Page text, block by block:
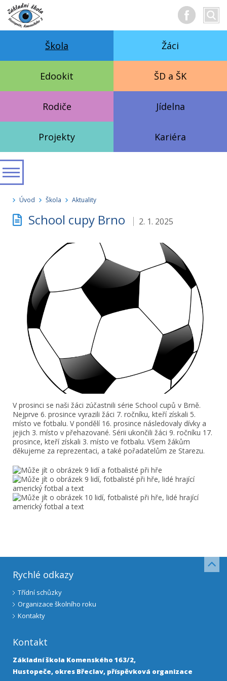
text
Škola Žáci
Edookit ŠD a ŠK
Rodiče Jídelna
Projekty Kariéra
Úvod Škola Aktuality
School cupy Brno 2. 1. 2025
V prosinci se naši žáci zúčastnili série School cupů v Brně.
Nejprve 6. prosince vyrazili žáci 7. ročníku, kteří získali 5.
místo ve fotbalu. V pondělí 16. prosince následovaly dívky a
jejich 3. místo v přehazované. Sérii ukončili žáci 9. ročníku 17.
prosince, kteří získali 3. místo ve fotbalu. Všem žákům
děkujeme za reprezentaci, a také pořadatelům ze Starezu.
Rychlé odkazy
Třídní schůzky
Organizace školního roku
Kontakty
Kontakt
Základní škola Komenského 163/2,
Hustopeče, okres Břeclav, příspěvková organizace